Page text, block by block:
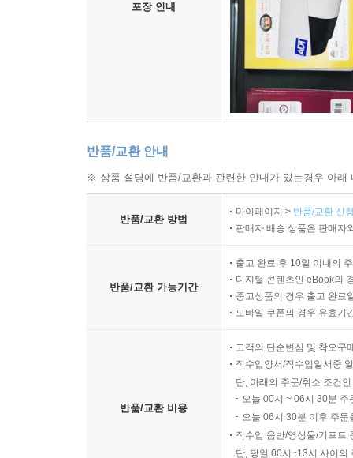
포장 안내
반품/교환 안내
※ 상품 설명에 반품/교환과 관련한 안내가 있는경우 아
반품/교환 방법
마이페이지 > 반품/교환 신
판매자 배송 상품은 판매자
반품/교환 가능기간
출고 완료 후 10일 이내의
디지털 콘텐츠인 eBook의
중고상품의 경우 출고 완료
모바일 쿠폰의 경우 유효기
반품/교환 비용
고객의 단순변심 및 착오구
직수입양서/직수입일서중
단, 아래의 주문/취소 조건
오늘 00시 ~ 06시 30분
오늘 06시 30분 이후 주
직수입 음반/영상물/기프트
단, 당일 00시~13시 사이의